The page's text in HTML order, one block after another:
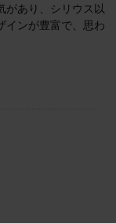
があり、シリウス以
インが豊富で、思わ